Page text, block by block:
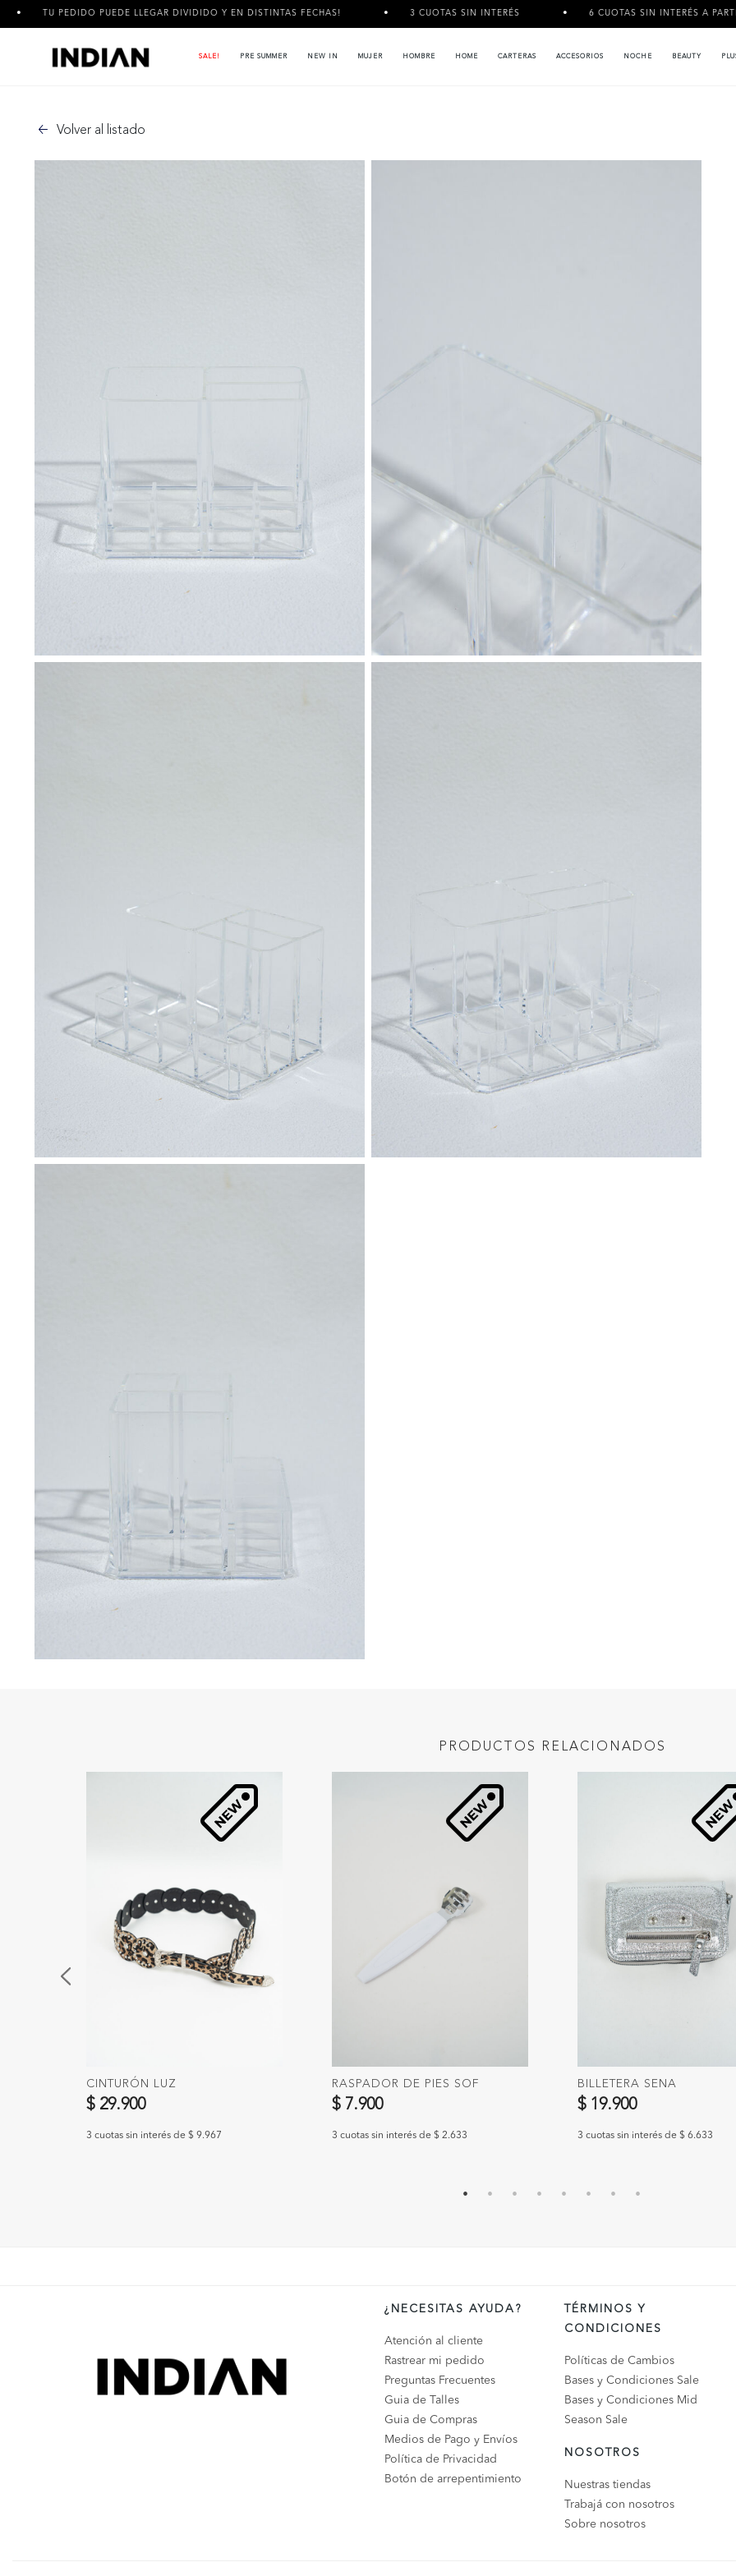
PUEDE LLEGAR DIVIDIDO Y EN DISTINTAS FECHAS! 3 CUOTAS SIN INTERÉS 6 CUOTAS SIN INTERÉS A PARTIR DE $120.000
SALE! PRE SUMMER NEW IN MUJER HOMBRE HOME CARTERAS ACCESORIOS NOCHE BEAUTY
Volver al listado
PRODUCTOS RELACIONADOS
CINTURÓN LUZ
$ 29.900
3 cuotas sin interés de $ 9.967
RASPADOR DE PIES SOF
$ 7.900
3 cuotas sin interés de $ 2.633
BILLETERA SENA
$ 19.900
3 cuotas sin interés de $ 6.633
¿NECESITAS AYUDA?
Atención al cliente
Rastrear mi pedido
Preguntas Frecuentes
Guia de Talles
Guia de Compras
Medios de Pago y Envíos
Política de Privacidad
Botón de arrepentimiento
TÉRMINOS Y
CONDICIONES
Políticas de Cambios
Bases y Condiciones Sale
Bases y Condiciones Mid
Season Sale
NOSOTROS
Nuestras tiendas
Trabajá con nosotros
Sobre nosotros